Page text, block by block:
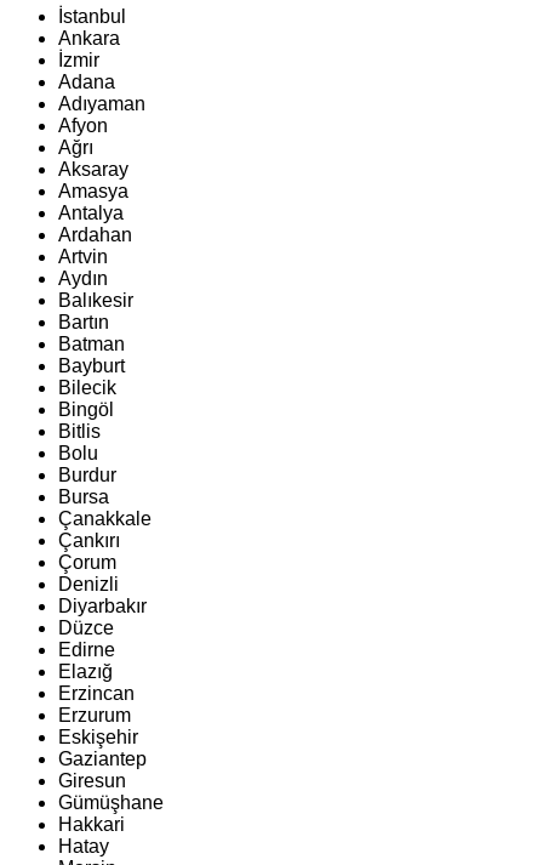
İstanbul
Ankara
İzmir
Adana
Adıyaman
Afyon
Ağrı
Aksaray
Amasya
Antalya
Ardahan
Artvin
Aydın
Balıkesir
Bartın
Batman
Bayburt
Bilecik
Bingöl
Bitlis
Bolu
Burdur
Bursa
Çanakkale
Çankırı
Çorum
Denizli
Diyarbakır
Düzce
Edirne
Elazığ
Erzincan
Erzurum
Eskişehir
Gaziantep
Giresun
Gümüşhane
Hakkari
Hatay